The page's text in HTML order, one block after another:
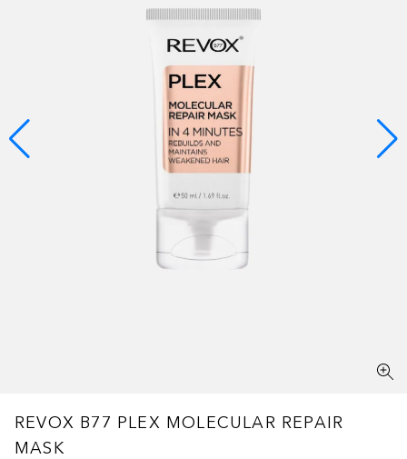
REVOX B77 PLEX MOLECULAR REPAIR
MASK